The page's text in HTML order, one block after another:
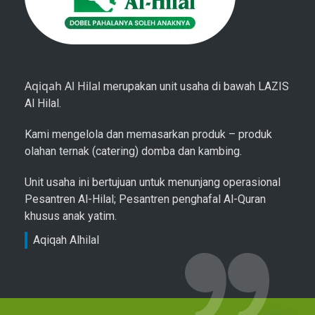
Aqiqah Al Hilal merupakan unit usaha di bawah LAZIS
Al Hilal.
Kami mengelola dan memasarkan produk – produk
olahan ternak (catering) domba dan kambing.
Unit usaha ini bertujuan untuk menunjang operasional
Pesantren Al-Hilal; Pesantren penghafal Al-Quran
khusus anak yatim.
Aqiqah Alhilal